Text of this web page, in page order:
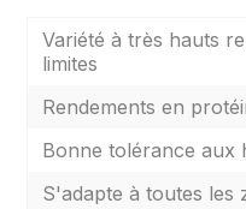
Variété à très hauts
limites
Rendements en
Bonne tolérance aux
S'adapte à toutes les